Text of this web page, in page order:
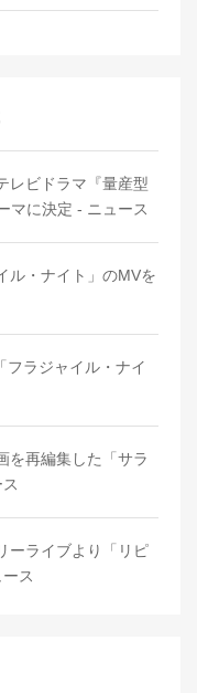
レビドラマ『量産型
マに決定 - ニュース
ル・ナイト」のMVを
ラジャイル・ナイ
を再編集した「サラ
ーライブより「リピ
ス